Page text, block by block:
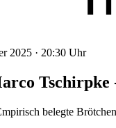
2025 · 20:30 Uhr
Tschirpke
belegte